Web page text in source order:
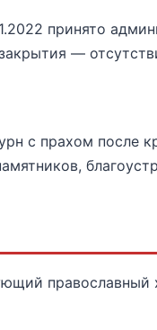
принято
—
с прахом после